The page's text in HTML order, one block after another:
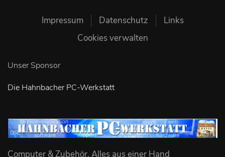
Impressum Datenschutz
Links
Cookies verwalten
Unser Sponsor
Die Hahnbacher PC-Werkstatt
Computer & Zubehör, Alles aus einer Hand